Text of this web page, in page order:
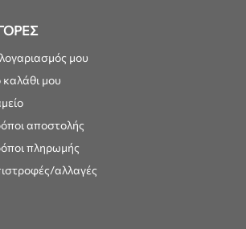
μου
καλάθι μου
αποστολής
πληρωμής
αλλαγές